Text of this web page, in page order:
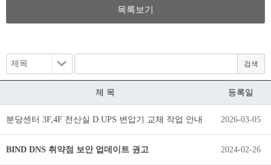
목록보기
제 목 등록일
분당센터 3F,4F 전산실 D.UPS 변압기 교체 작업 안내 2026-03-05
BIND DNS 취약점 보안 업데이트 권고 2024-02-26